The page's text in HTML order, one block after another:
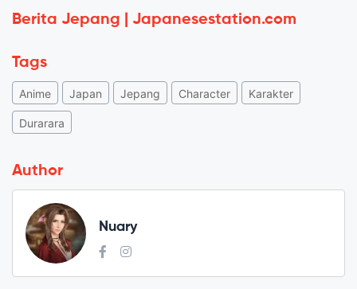
Berita Jepang | Japanesestation.com
Tags
Anime Japan Jepang Character Karakter
Durarara
Author
Nuary